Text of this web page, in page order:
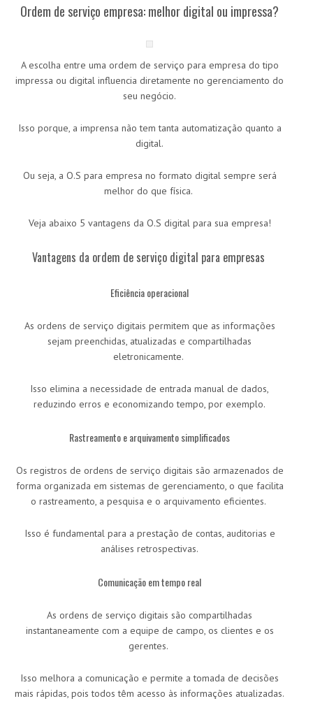
Ordem de serviço empresa: melhor digital ou impressa?
A escolha entre uma ordem de serviço para empresa do tipo
impressa ou digital influencia diretamente no gerenciamento do
seu negócio.
Isso porque, a imprensa não tem tanta automatização quanto a
digital.
Ou seja, a O.S para empresa no formato digital sempre será
melhor do que física.
Veja abaixo 5 vantagens da O.S digital para sua empresa!
Vantagens da ordem de serviço digital para empresas
Eficiência operacional
As ordens de serviço digitais permitem que as informações
sejam preenchidas, atualizadas e compartilhadas
eletronicamente.
Isso elimina a necessidade de entrada manual de dados,
reduzindo erros e economizando tempo, por exemplo.
Rastreamento e arquivamento simplificados
Os registros de ordens de serviço digitais são armazenados de
forma organizada em sistemas de gerenciamento, o que facilita
o rastreamento, a pesquisa e o arquivamento eficientes.
Isso é fundamental para a prestação de contas, auditorias e
análises retrospectivas.
Comunicação em tempo real
As ordens de serviço digitais são compartilhadas
instantaneamente com a equipe de campo, os clientes e os
gerentes.
Isso melhora a comunicação e permite a tomada de decisões
mais rápidas, pois todos têm acesso às informações atualizadas.